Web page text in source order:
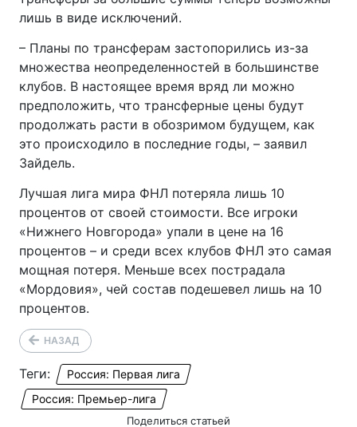
лишь в виде исключений.
– Планы по трансферам застопорились из-за
множества неопределенностей в большинстве
клубов. В настоящее время вряд ли можно
предположить, что трансферные цены будут
продолжать расти в обозримом будущем, как
это происходило в последние годы, – заявил
Зайдель.
Лучшая лига мира ФНЛ потеряла лишь 10
процентов от своей стоимости. Все игроки
«Нижнего Новгорода» упали в цене на 16
процентов – и среди всех клубов ФНЛ это самая
мощная потеря. Меньше всех пострадала
«Мордовия», чей состав подешевел лишь на 10
процентов.
НАЗАД
Теги:
Россия: Первая лига
Россия: Премьер-лига
Поделиться статьей